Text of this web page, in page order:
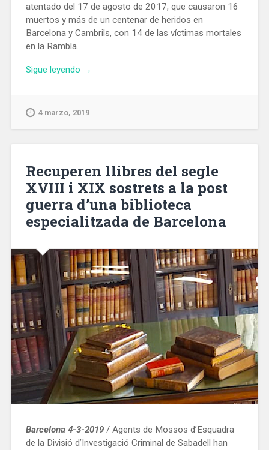
atentado del 17 de agosto de 2017, que causaron 16
muertos y más de un centenar de heridos en
Barcelona y Cambrils, con 14 de las víctimas mortales
en la Rambla.
Sigue leyendo «Inaugurado
Rambla
a
las
víctimas
del
atentado
→
4 marzo, 2019
Recuperen llibres del segle
XVIII i XIX sostrets a la post
guerra d’una biblioteca
especialitzada de Barcelona
Barcelona 4-3-2019/ Agents de Mossos d’Esquadra
de la Divisió d’Investigació Criminal de Sabadell han